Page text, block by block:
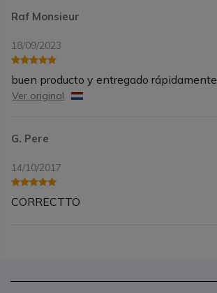
Raf Monsieur
18/09/2023
buen producto y entregado rápidamente
Ver original
G. Pere
14/10/2017
CORRECTTO